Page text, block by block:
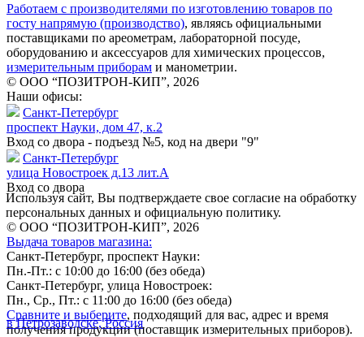
Работаем с производителями по изготовлению товаров по
госту напрямую (производство), являясь официальными
поставщиками по ареометрам, лабораторной посуде,
оборудованию и аксессуаров для химических процессов,
измерительным приборам и манометрии.
© ООО “ПОЗИТРОН-КИП”, 2026
Наши офисы:
Санкт-Петербург
проспект Науки, дом 47, к.2
Вход со двора - подъезд №5, код на двери "9"
Санкт-Петербург
улица Новостроек д.13 лит.А
Вход со двора
Используя сайт, Вы подтверждаете свое согласие на обработку
персональных данных и официальную политику.
© ООО “ПОЗИТРОН-КИП”, 2026
Выдача товаров магазина:
Санкт-Петербург, проспект Науки:
Пн.-Пт.: с 10:00 до 16:00 (без обеда)
Санкт-Петербург, улица Новостроек:
Пн., Ср., Пт.: с 11:00 до 16:00 (без обеда)
Сравните и выберите, подходящий для вас, адрес и время
получения продукции (поставщик измерительных приборов).
в Петрозаводске, Россия